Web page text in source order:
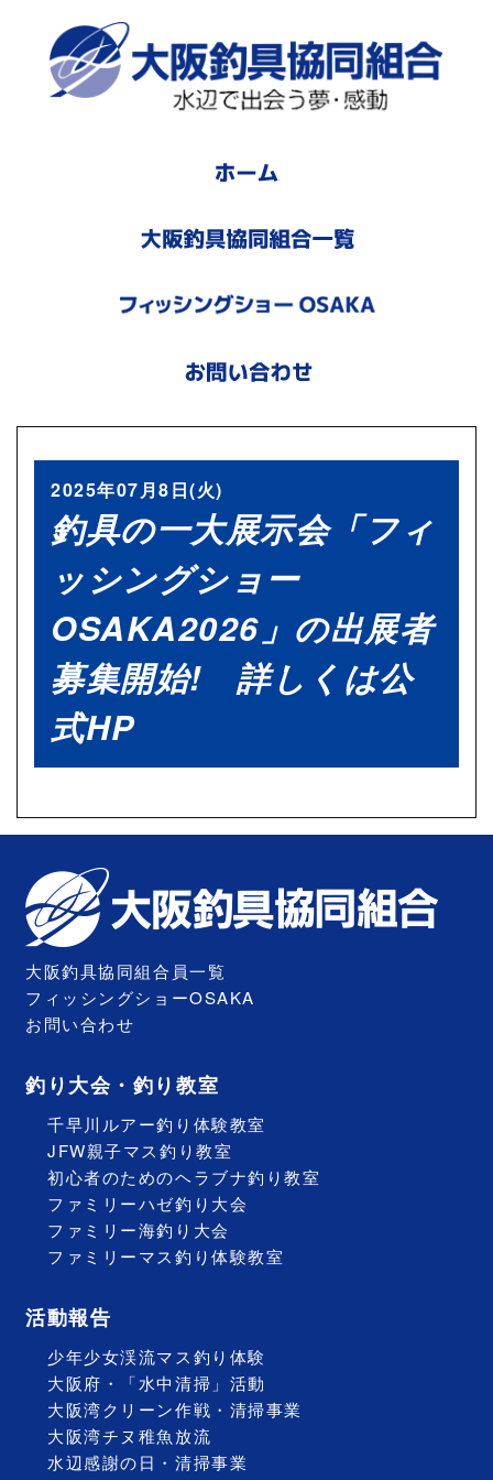
2025年07月8日(火)
釣具の一大展示会「フィ
ッシングショー
OSAKA2026」の出展者
募集開始! 詳しくは公
式HP
大阪釣具協同組合員一覧
フィッシングショーOSAKA
お問い合わせ
釣り大会・釣り教室
千早川ルアー釣り体験教室
JFW親子マス釣り教室
初心者のためのヘラブナ釣り教室
ファミリーハゼ釣り大会
ファミリー海釣り大会
ファミリーマス釣り体験教室
活動報告
少年少女渓流マス釣り体験
大阪府・「水中清掃」活動
大阪湾クリーン作戦・清掃事業
大阪湾チヌ稚魚放流
水辺感謝の日・清掃事業